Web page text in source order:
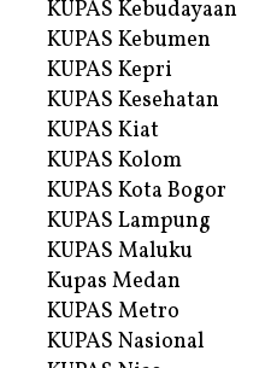
KUPAS Kebudayaan
KUPAS Kebumen
KUPAS Kepri
KUPAS Kesehatan
KUPAS Kiat
KUPAS Kolom
KUPAS Kota Bogor
KUPAS Lampung
KUPAS Maluku
Kupas Medan
KUPAS Metro
KUPAS Nasional